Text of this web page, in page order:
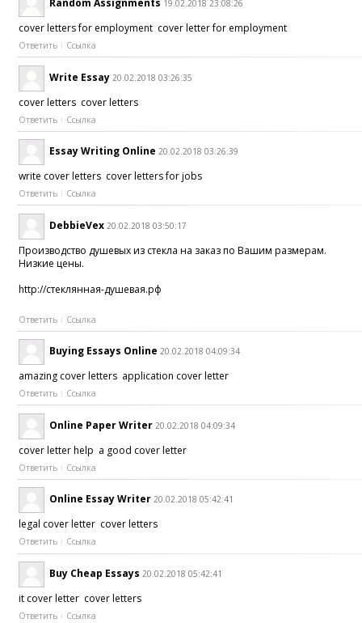
Random Assignments 19.02.2018 23:08:26
cover letters for employment cover letter for employment
Ответить Ссылка
Write Essay 20.02.2018 03:26:35
cover letters cover letters
Ответить Ссылка
Essay Writing Online 20.02.2018 03:26:39
write cover letters cover letters for jobs
Ответить Ссылка
DebbieVex 20.02.2018 03:50:17
Производство душевых из стекла на заказ по Вашим размерам.
Низкие цены.
http://стеклянная-душевая.рф
Ответить Ссылка
Buying Essays Online 20.02.2018 04:09:34
amazing cover letters application cover letter
Ответить Ссылка
Online Paper Writer 20.02.2018 04:09:34
cover letter help a good cover letter
Ответить Ссылка
Online Essay Writer 20.02.2018 05:42:41
legal cover letter cover letters
Ответить Ссылка
Buy Cheap Essays 20.02.2018 05:42:41
it cover letter cover letters
Ответить Ссылка